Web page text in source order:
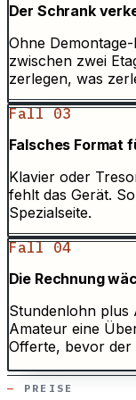
Der Schrank
Ohne
zwischen zwei
zerlegen, was
Fall 03
Falsches Format
Klavier oder
fehlt das Gerät.
Spezialseite.
Fall 04
Die Rechnung
Stundenlohn plus
Amateur eine
Offerte, bevor der
PREISE